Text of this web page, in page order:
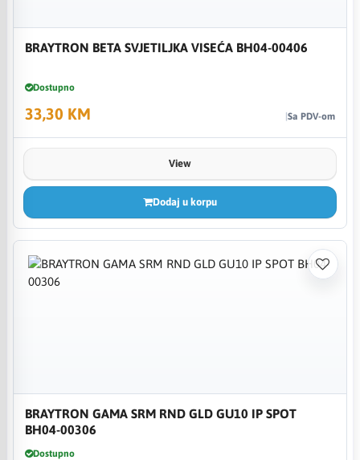
BRAYTRON BETA SVJETILJKA VISEĆA BH04-00406
Dostupno
33,30 KM Sa PDV-om
View
Dodaj u korpu
BRAYTRON GAMA SRM RND GLD GU10 IP SPOT
BH04-00306
Dostupno